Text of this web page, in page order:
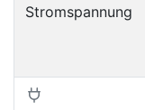
Stromspannung